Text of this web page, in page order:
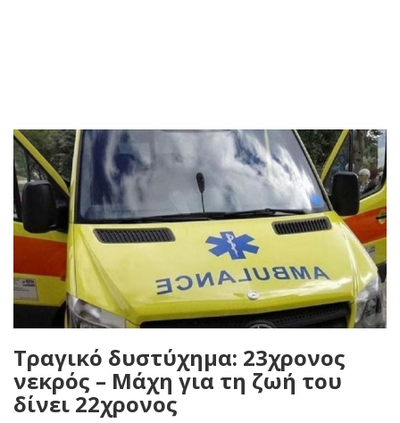
Τραγικό δυστύχημα: 23χρονος
νεκρός – Μάχη για τη ζωή του
δίνει 22χρονος